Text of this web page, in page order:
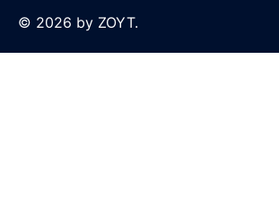
© 2026 by ZOYT.